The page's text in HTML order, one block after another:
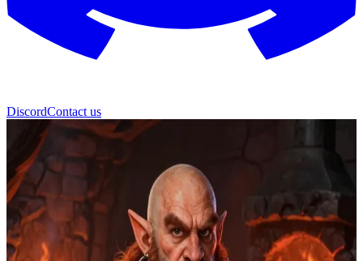
DiscordContact us